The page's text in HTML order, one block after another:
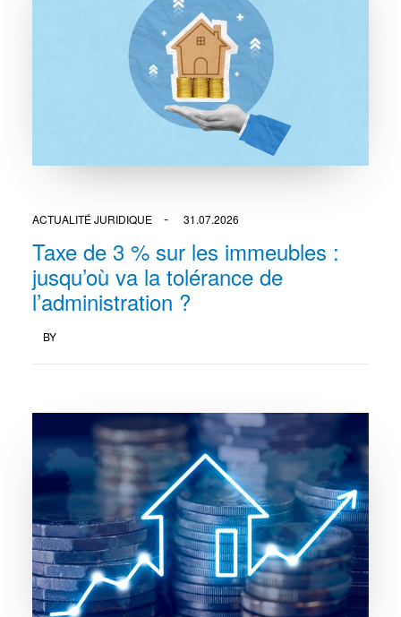
ACTUALITÉ JURIDIQUE 31.07.2026
Taxe de 3 % sur les immeubles :
jusqu’où va la tolérance de
l’administration ?
BY